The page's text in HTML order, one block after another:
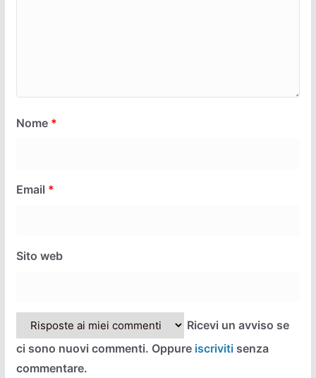
Nome *
Email *
Sito web
Ricevi un avviso se
ci sono nuovi commenti. Oppure iscrivitisenza
commentare.